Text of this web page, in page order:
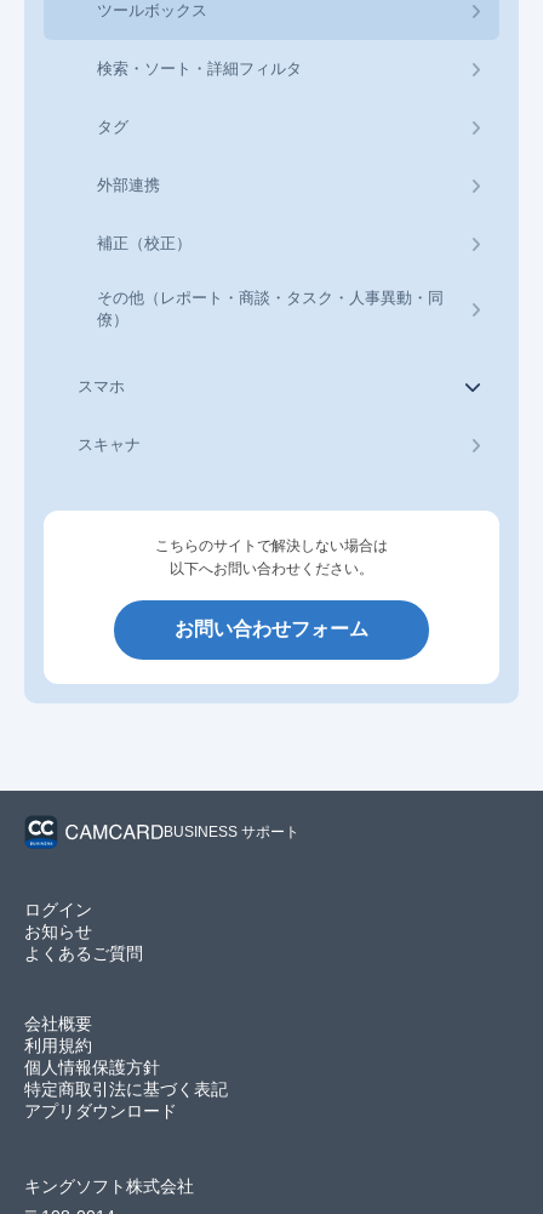
ツールボックス
検索・ソート・詳細フィルタ
タグ
外部連携
補正（校正）
その他（レポート・商談・タスク・人事異動・同
僚）
スマホ
スキャナ
こちらのサイトで解決しない場合は
以下へお問い合わせください。
お問い合わせフォーム
BUSINESS サポート
ログイン
お知らせ
よくあるご質問
会社概要
利用規約
個人情報保護方針
特定商取引法に基づく表記
アプリダウンロード
キングソフト株式会社